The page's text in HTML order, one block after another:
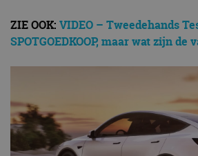
ZIE OOK: VIDEO – Tweedehands
SPOTGOEDKOOP, maar wat zijn de